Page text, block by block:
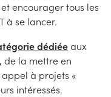
encourager tous les
à se lancer.
dédiéeaux
de la mettre en
à projets «
intéressés.